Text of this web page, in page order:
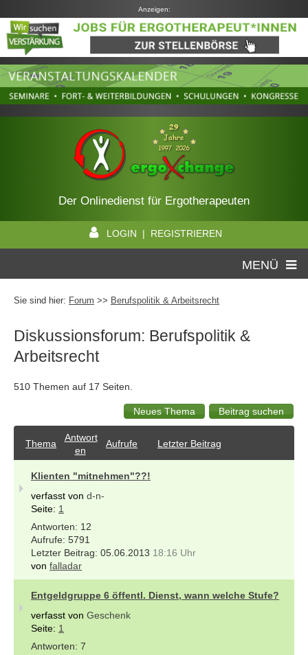
Anzeigen:
Der Onlinedienst für Ergotherapeuten
LOGIN | REGISTRIEREN
MENÜ
Sie sind hier: Forum >> Berufspolitik & Arbeitsrecht
Diskussionsforum: Berufspolitik &
Arbeitsrecht
510 Themen auf 17 Seiten.
Thema
Antwort
en
Aufrufe Letzter Beitrag
Klienten "mitnehmen"??!
verfasst von d-n-
Seite: 1
12
5791
05.06.2013 18:16 Uhr
von falladar
Entgeldgruppe 6 öffentl. Dienst, wann welche Stufe?
verfasst von Geschenk
Seite: 1
7